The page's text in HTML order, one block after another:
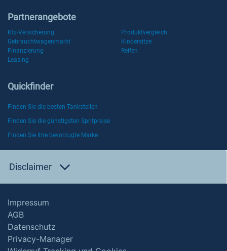
Partnerangebote
Kfz-Versicherung
Produktvergleich
Gebrauchtwagenmarkt
Kindersitze
Finanzierung
Reifen
Leasing
Quickfinder
Finden Sie die besten Tankstellen
Finden Sie die günstigsten Spritpreise
Finden Sie Ihre bevorzugte Marke
Disclaimer
Impressum
AGB
Datenschutz
Privacy-Manager